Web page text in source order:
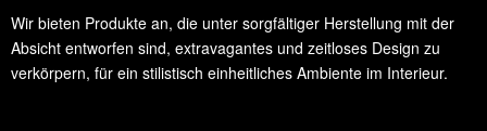
Wir bieten Produkte an, die unter sorgfältiger Herstellung mit der
Absicht entworfen sind, extravagantes und zeitloses Design zu
verkörpern, für ein stilistisch einheitliches Ambiente im Interieur.